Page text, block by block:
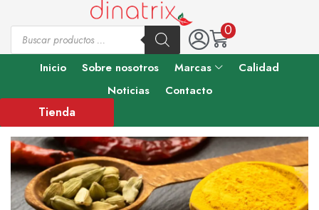
0
Inicio Sobre nosotros Marcas
Calidad
Noticias
Contacto
Tienda